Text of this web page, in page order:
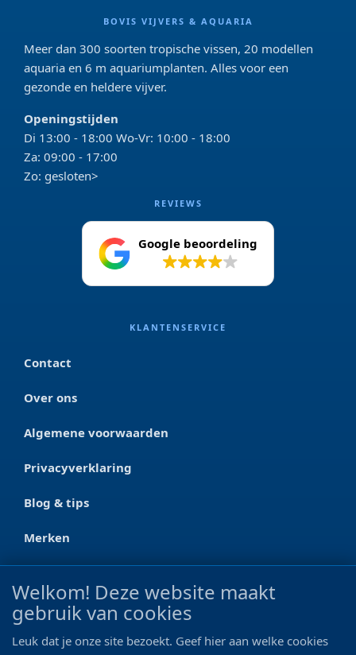
BOVIS VIJVERS & AQUARIA
Meer dan 300 soorten tropische vissen, 20 modellen
aquaria en 6 m aquariumplanten. Alles voor een
gezonde en heldere vijver.
Openingstijden
Di 13:00 - 18:00 Wo-Vr: 10:00 - 18:00
Za: 09:00 - 17:00
Zo: gesloten>
REVIEWS
Google beoordeling
KLANTENSERVICE
Contact
Over ons
Algemene voorwaarden
Privacyverklaring
Blog & tips
Merken
CONTACT
Ootmarsumseweg 125a
Welkom! Deze website maakt
gebruik van cookies
Leuk dat je onze site bezoekt. Geef hier aan welke cookies